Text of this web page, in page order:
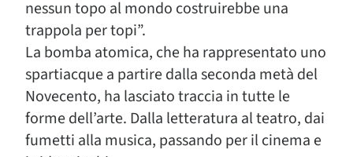
nessun topo al mondo costruirebbe una
trappola per topi”.
La bomba atomica, che ha rappresentato uno
spartiacque a partire dalla seconda metà del
Novecento, ha lasciato traccia in tutte le
forme dell’arte. Dalla letteratura al teatro, dai
fumetti alla musica, passando per il cinema e